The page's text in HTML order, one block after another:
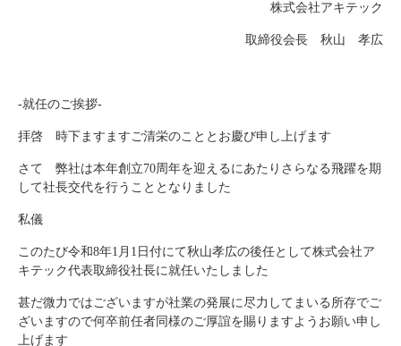
株式会社アキテック
取締役会長 秋山 孝広
-就任のご挨拶-
拝啓 時下ますますご清栄のこととお慶び申し上げます
さて 弊社は本年創立70周年を迎えるにあたりさらなる飛躍を期
して社長交代を行うこととなりました
私儀
このたび令和8年1月1日付にて秋山孝広の後任として株式会社ア
キテック代表取締役社長に就任いたしました
甚だ微力ではございますが社業の発展に尽力してまいる所存でご
ざいますので何卒前任者同様のご厚誼を賜りますようお願い申し
上げます